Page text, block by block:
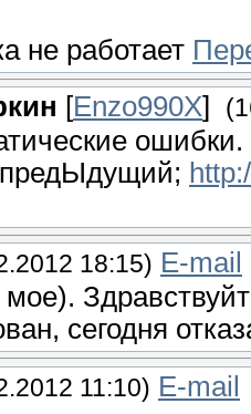
не работает
[Enzo990X]
18:15) E-mail
сегодня
11:10) E-mail